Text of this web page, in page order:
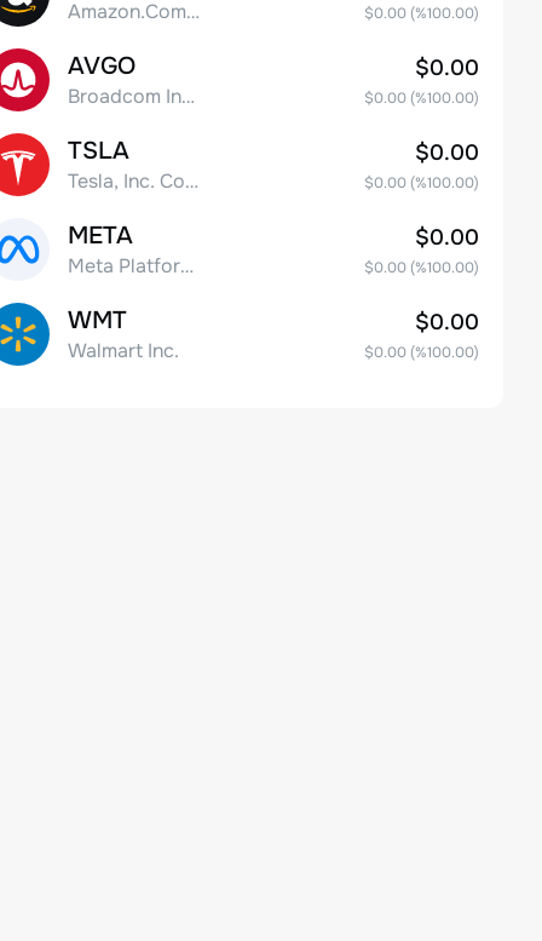
Amazon.Com Inc $0.00(%100.00)
AVGO
Broadcom Inc. Common Stock
$0.00
$0.00(%100.00)
TSLA
Tesla, Inc. Common Stock
$0.00
$0.00(%100.00)
META
Meta Platforms, Inc. Class A Common Stock
$0.00
$0.00(%100.00)
WMT
Walmart Inc.
$0.00
$0.00(%100.00)